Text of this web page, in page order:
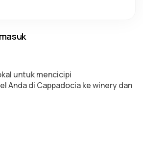
untuk mencicipi
Anda di Cappadocia ke winery dan